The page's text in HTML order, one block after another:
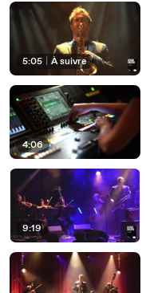
5:05 À suivre
4:06
9:19